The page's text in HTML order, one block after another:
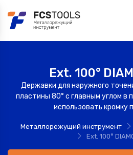
Ext. 100°
Державки для наружного
пластины 80° с главным углом в
использовать кромку
Металлорежущий инструмент
Ext. 100°